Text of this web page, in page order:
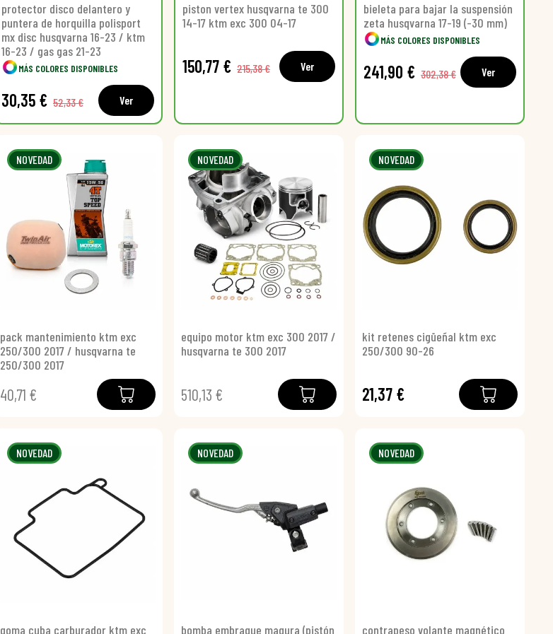
protector disco delantero y
puntera de horquilla polisport
mx disc husqvarna 16-23 / ktm
16-23 / gas gas 21-23
MÁS COLORES DISPONIBLES
30,35 € 52,33 € Ver
piston vertex husqvarna te 300
14-17 ktm exc 300 04-17
150,77 € 215,38 € Ver
bieleta para bajar la suspensión
zeta husqvarna 17-19 (-30 mm)
MÁS COLORES DISPONIBLES
241,90 € 302,38 € Ver
NOVEDAD
pack mantenimiento ktm exc
250/300 2017 / husqvarna te
250/300 2017
40,71 €
NOVEDAD
equipo motor ktm exc 300 2017 /
husqvarna te 300 2017
510,13 €
NOVEDAD
kit retenes cigüeñal ktm exc
250/300 90-26
21,37 €
NOVEDAD
goma cuba carburador ktm exc
NOVEDAD
bomba embrague magura (pistón
NOVEDAD
contrapeso volante magnético